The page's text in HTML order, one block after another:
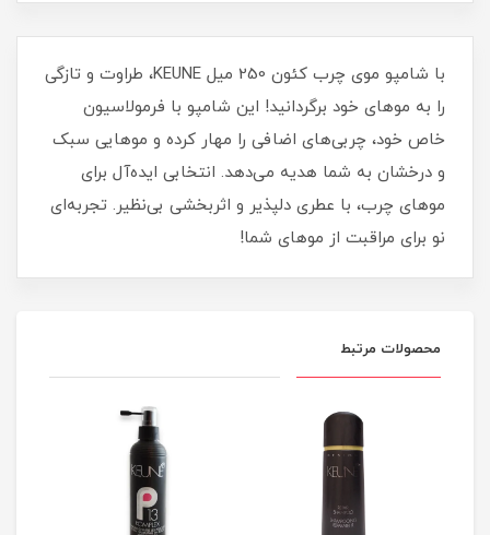
با شامپو موی چرب کئون 250 میل KEUNE، طراوت و تازگی
را به موهای خود برگردانید! این شامپو با فرمولاسیون
خاص خود، چربی‌های اضافی را مهار کرده و موهایی سبک
و درخشان به شما هدیه می‌دهد. انتخابی ایده‌آل برای
موهای چرب، با عطری دلپذیر و اثربخشی بی‌نظیر. تجربه‌ای
نو برای مراقبت از موهای شما!
محصولات مرتبط